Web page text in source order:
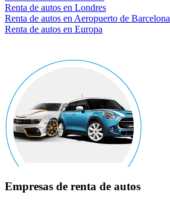
Renta de autos en Londres
Renta de autos en Aeropuerto de Barcelona
Renta de autos en Europa
Empresas de renta de autos